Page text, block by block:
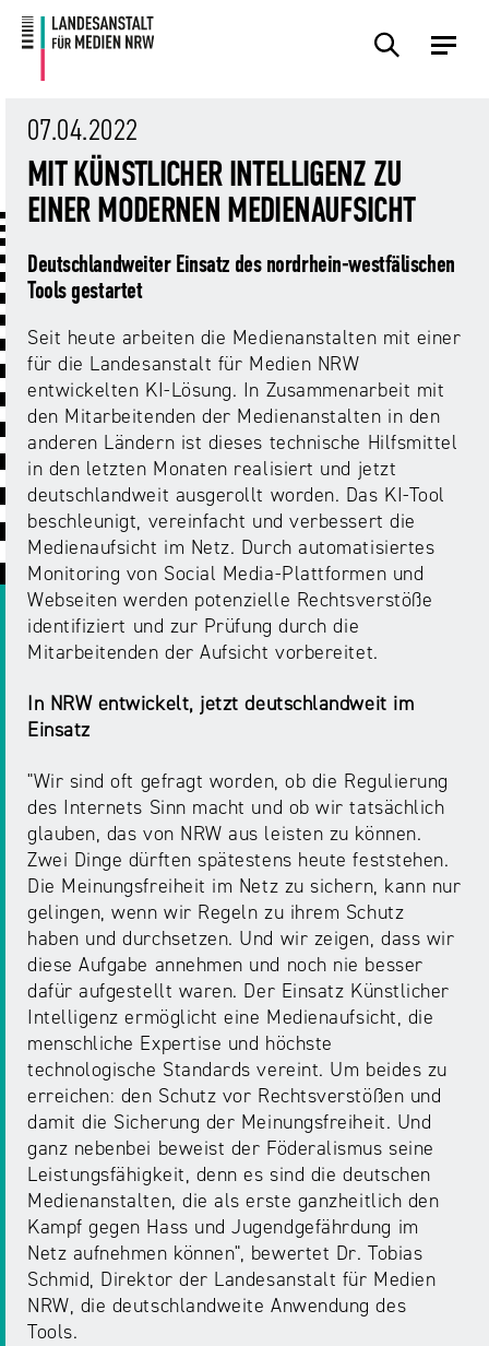
Zum
Inhalt
Zur
Navigation
Themen
Übersicht
Hass
Sexting.
Missbrauch.
KI
in
der
Medienaufsicht
Intermediäre
Europa
in
Medienregulierung
Audio
Desinformation
Medienvielfalt
am
Standort
NRW
Werbung
Events
Übersicht
Audiopreis
Audio
NRW
Campusradio-
Preis
Growth
Day
Laut-
und-
Klar-
NRW
Medienscouts
Convention
Medienversammlung
Preis
für
mediale
Partizipation
Roadshow
gegen
Desinformation
Safer
Internet
Day
Service
Übersicht
Angebote
Angebote
Übersicht
Frage?
Wir
antworten!
Eltern
und
Medien
Internet-
ABC
#äsch-
Tecks
Juuuport
NRWision
FLIMMO
Info-
und
Lehrmaterial
Forschung
Förderungen
und
Ausschreibungen
Datenschutzaufsicht
Über
Übersicht
Die
Landesanstalt
für
Medien
NRW
Aufsicht
Regulierung
Regulierung
Übersicht
TV
und
Streaming
Plattformen
Übersicht
Für
Anbietende
von
Medienplattformen
und
Benutzeroberflächen
Rechtsgrundlagen
Berichte
Medienkommission
Die
Übersicht
Der
Vorsitzende
Kontakt
&
Anfahrt
Presse
Übersicht
Pressemitteilungen
Presseverteiler
Öffentliche
Bekanntmachungen
Download-
Bereich
07.04.2022
MIT KÜNSTLICHER INTELLIGENZ ZU
EINER MODERNEN MEDIENAUFSICHT
Deutschlandweiter Einsatz des nordrhein-westfälischen
Tools gestartet
Seit heute arbeiten die Medienanstalten mit einer
für die Landesanstalt für Medien NRW
entwickelten KI-Lösung. In Zusammenarbeit mit
den Mitarbeitenden der Medienanstalten in den
anderen Ländern ist dieses technische Hilfsmittel
in den letzten Monaten realisiert und jetzt
deutschlandweit ausgerollt worden. Das KI-Tool
beschleunigt, vereinfacht und verbessert die
Medienaufsicht im Netz. Durch automatisiertes
Monitoring von Social Media-Plattformen und
Webseiten werden potenzielle Rechtsverstöße
identifiziert und zur Prüfung durch die
Mitarbeitenden der Aufsicht vorbereitet.
In NRW entwickelt, jetzt deutschlandweit im
Einsatz
"Wir sind oft gefragt worden, ob die Regulierung
des Internets Sinn macht und ob wir tatsächlich
glauben, das von NRW aus leisten zu können.
Zwei Dinge dürften spätestens heute feststehen.
Die Meinungsfreiheit im Netz zu sichern, kann nur
gelingen, wenn wir Regeln zu ihrem Schutz
haben und durchsetzen. Und wir zeigen, dass wir
diese Aufgabe annehmen und noch nie besser
dafür aufgestellt waren. Der Einsatz Künstlicher
Intelligenz ermöglicht eine Medienaufsicht, die
menschliche Expertise und höchste
technologische Standards vereint. Um beides zu
erreichen: den Schutz vor Rechtsverstößen und
damit die Sicherung der Meinungsfreiheit. Und
ganz nebenbei beweist der Föderalismus seine
Leistungsfähigkeit, denn es sind die deutschen
Medienanstalten, die als erste ganzheitlich den
Kampf gegen Hass und Jugendgefährdung im
Netz aufnehmen können", bewertet Dr. Tobias
Schmid, Direktor der Landesanstalt für Medien
NRW, die deutschlandweite Anwendung des
Tools.